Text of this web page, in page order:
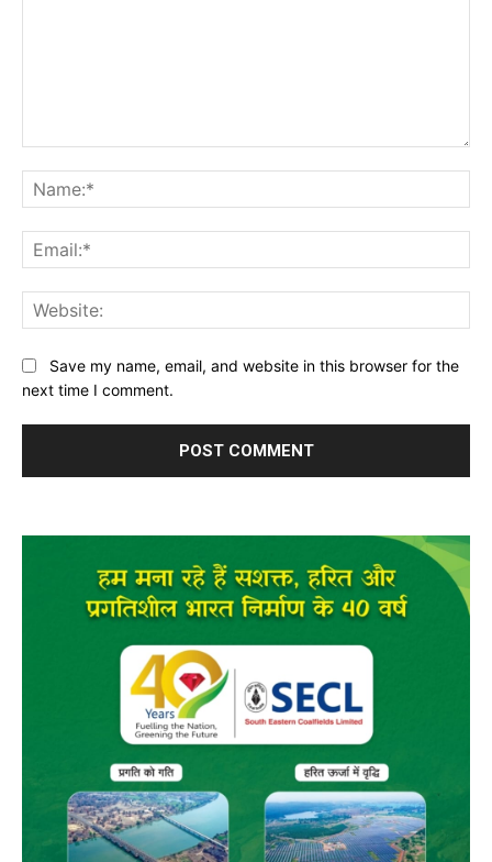
Save my name, email, and website in this browser for the
next time I comment.